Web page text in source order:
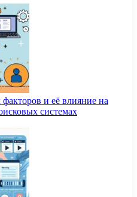
и её влияние на
системах